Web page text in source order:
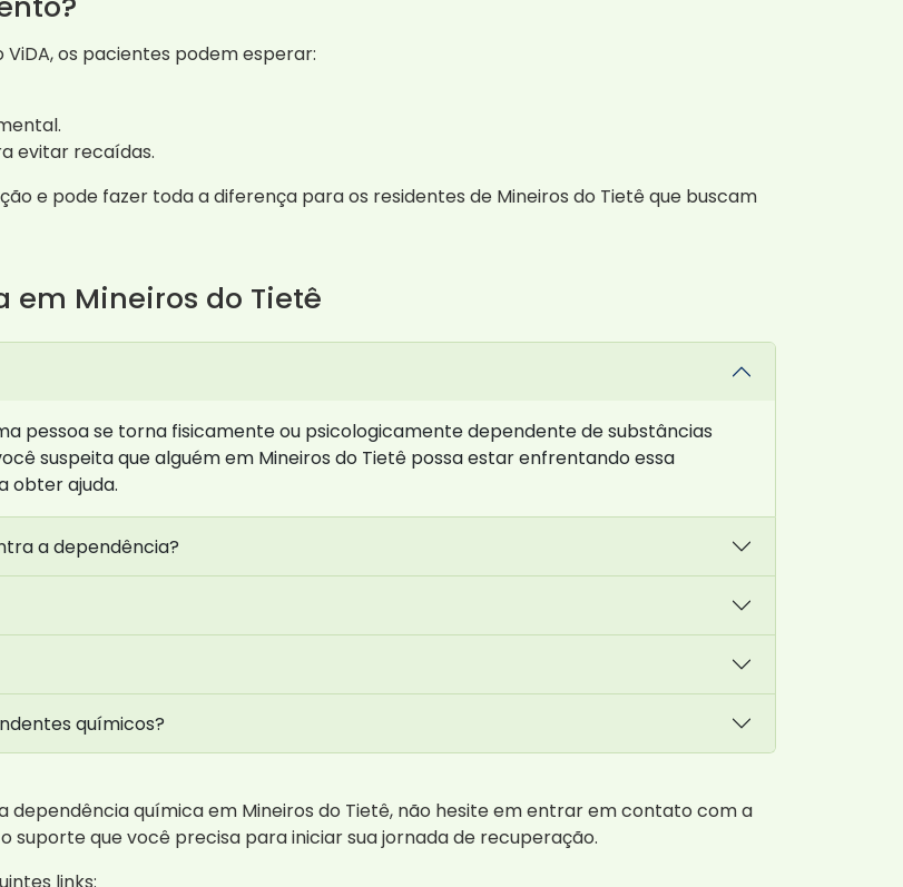
os pacientes podem esperar:
evitar recaídas.
e pode fazer toda a diferença para os residentes de Mineiros do Tietê que buscam
em Mineiros do Tietê
pessoa se torna fisicamente ou psicologicamente dependente de substâncias
suspeita que alguém em Mineiros do Tietê possa estar enfrentando essa
obter ajuda.
a dependência?
químicos?
química em Mineiros do Tietê, não hesite em entrar em contato com a
suporte que você precisa para iniciar sua jornada de recuperação.